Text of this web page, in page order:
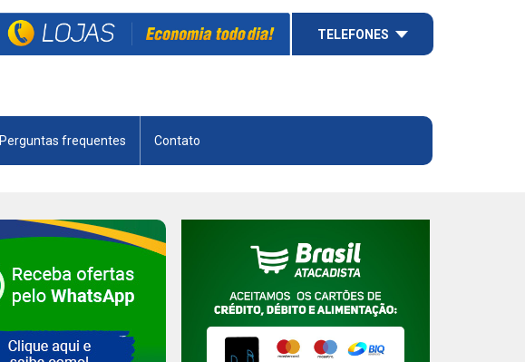
TELEFONES
Perguntas frequentes Contato